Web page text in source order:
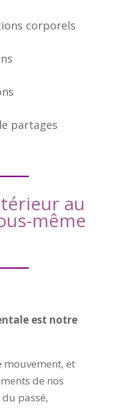
corporels
partages
au
même
est notre
et
de nos
passé,